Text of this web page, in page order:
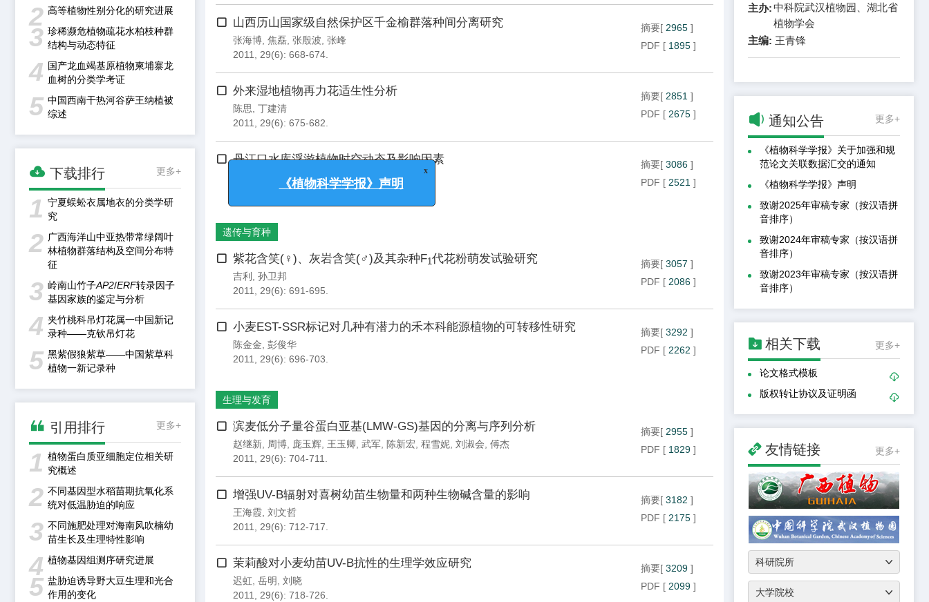
2 高等植物性别分化的研究进展
3 珍稀濒危植物疏花水柏枝种群
结构与动态特征
4 国产龙血竭基原植物柬埔寨龙
血树的分类学考证
5 中国西南干热河谷萨王纳植被
综述
 下载排行 更多+
1 宁夏蜈蚣衣属地衣的分类学研
究
2 广西海洋山中亚热带常绿阔叶
林植物群落结构及空间分布特
征
3 岭南山竹子AP2/ERF转录因子
基因家族的鉴定与分析
4 夹竹桃科吊灯花属一中国新记
录种——克钦吊灯花
5 黑紫假狼紫草——中国紫草科
植物一新记录种
 引用排行 更多+
1 植物蛋白质亚细胞定位相关研
究概述
2 不同基因型水稻苗期抗氧化系
统对低温胁迫的响应
3 不同施肥处理对海南风吹楠幼
苗生长及生理特性影响
4 植物基因组测序研究进展
5 盐胁迫诱导野大豆生理和光合
作用的变化
山西历山国家级自然保护区千金榆群落种间分离研究
张海博 焦磊 张殷波 张峰
2011, 29(6): 668-674.
摘要[ 2965 ]
PDF [ 1895 ]
外来湿地植物再力花适生性分析
陈思 丁建清
2011, 29(6): 675-682.
摘要[ 2851 ]
PDF [ 2675 ]
丹江口水库浮游植物时空动态及影响因素
徐耀阳,王岚, 张敏, 孔令惠,蔡庆华
2011, 29(6): 683-690.
摘要[ 3086 ]
PDF [ 2521 ]
遗传与育种
紫花含笑(♀)、灰岩含笑(♂)及其杂种F1代花粉萌发试验研究
吉利
孙卫邦
2011, 29(6): 691-695.
摘要[ 3057 ]
PDF [ 2086 ]
小麦EST-SSR标记对几种有潜力的禾本科能源植物的可转移性研究
陈金金 彭俊华
2011, 29(6): 696-703.
摘要[ 3292 ]
PDF [ 2262 ]
生理与发育
滨麦低分子量谷蛋白亚基(LMW-GS)基因的分离与序列分析
赵继新 周博 庞玉辉 王玉卿 武军 陈新宏 程雪妮 刘淑会 傅杰
2011, 29(6): 704-711.
摘要[ 2955 ]
PDF [ 1829 ]
增强UV-B辐射对喜树幼苗生物量和两种生物碱含量的影响
王海霞 刘文哲
2011, 29(6): 712-717.
摘要[ 3182 ]
PDF [ 2175 ]
茉莉酸对小麦幼苗UV-B抗性的生理学效应研究
迟虹 岳明
刘晓
2011, 29(6): 718-726.
摘要[ 3209 ]
PDF [ 2099 ]
主办:中科院武汉植物园、湖北省
植物学会
主编: 王青锋
 通知公告 更多+
《植物科学学报》关于加强和规
范论文关联数据汇交的通知
《植物科学学报》声明
致谢2025年审稿专家（按汉语拼
音排序）
致谢2024年审稿专家（按汉语拼
音排序）
致谢2023年审稿专家（按汉语拼
音排序）
 相关下载 更多+
论文格式模板

版权转让协议及证明函

 友情链接 更多+
x
《植物科学学报》声明